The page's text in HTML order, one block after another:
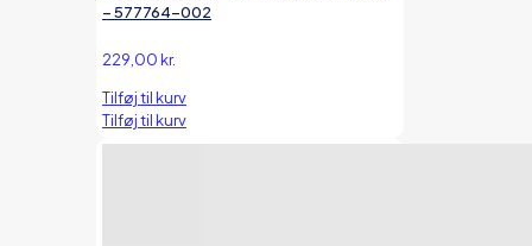
– 577764-002
229,00kr.
Tilføj til kurv
Tilføj til kurv